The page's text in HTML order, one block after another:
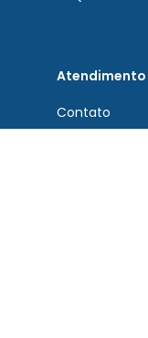
Atendimento
Contato